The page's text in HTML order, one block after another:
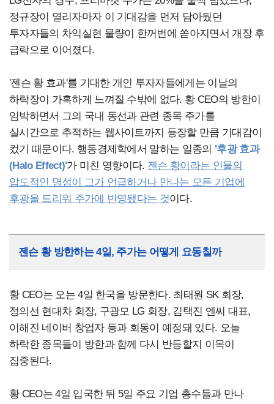
정규장이 열리자마자 이 기대감을 먼저 담아뒀던
투자자들의 차익실현 물량이 한꺼번에 쏟아지면서 개장 후
급락으로 이어졌다.
'젠슨 황 효과'를 기대한 개인 투자자들에게는 이날의
하락장이 가혹하게 느껴질 수밖에 없다. 황 CEO의 방한이
임박하면서 그의 국내 동선과 관련 종목 주가를
실시간으로 추적하는 웹사이트까지 등장할 만큼 기대감이
컸기 때문이다. 행동경제학에서 말하는 일종의 '후광 효과
(Halo Effect)'가 미친 영향이다. 젠슨 황이라는 인물의
압도적인 명성이 그가 언급하거나 만나는 모든 기업에
후광을 드리워 주가에 반영됐다는 것이다.
젠슨 황 방한하는 4일, 주가는 어떻게 요동칠까
황 CEO는 오는 4일 한국을 방문한다. 최태원 SK 회장,
정의선 현대차 회장, 구광모 LG 회장, 김택진 엔씨 대표,
이해진 네이버 창업자 등과 회동이 예정돼 있다. 오늘
하락한 종목들이 방한과 함께 다시 반등할지 이목이
집중된다.
황 CEO는 4일 입국한 뒤 5일 주요 기업 총수들과 만나